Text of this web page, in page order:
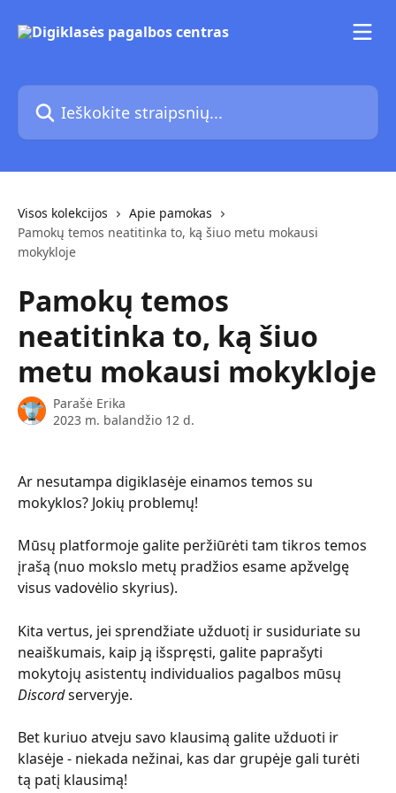
Ieškokite straipsnių...
Visos kolekcijos
Apie pamokas
Pamokų temos neatitinka to, ką šiuo metu mokausi
mokykloje
Pamokų temos
neatitinka to, ką šiuo
metu mokausi mokykloje
Parašė Erika
2023 m. balandžio 12 d.
Ar nesutampa digiklasėje einamos temos su
mokyklos? Jokių problemų!
Mūsų platformoje galite peržiūrėti tam tikros temos
įrašą (nuo mokslo metų pradžios esame apžvelgę
visus vadovėlio skyrius).
Kita vertus, jei sprendžiate užduotį ir susiduriate su
neaiškumais, kaip ją išspręsti, galite paprašyti
mokytojų asistentų individualios pagalbos mūsų
Discord serveryje.
Bet kuriuo atveju savo klausimą galite užduoti ir
klasėje - niekada nežinai, kas dar grupėje gali turėti
tą patį klausimą!